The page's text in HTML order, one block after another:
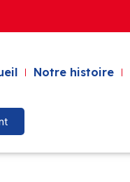
Notre histoire